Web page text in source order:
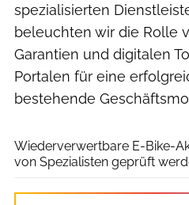
spezialisierten
beleuchten wir die Rolle
Garantien und digitalen
Portalen für eine
bestehende
Wiederverwertbare E-Bike-
von Spezialisten geprüft